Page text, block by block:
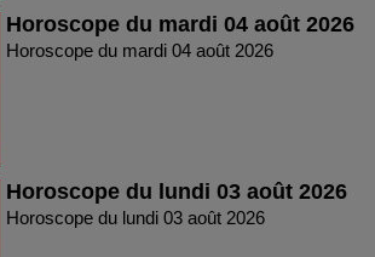
Horoscope du mardi 04 août 2026
Horoscope du mardi 04 août 2026
Horoscope du lundi 03 août 2026
Horoscope du lundi 03 août 2026